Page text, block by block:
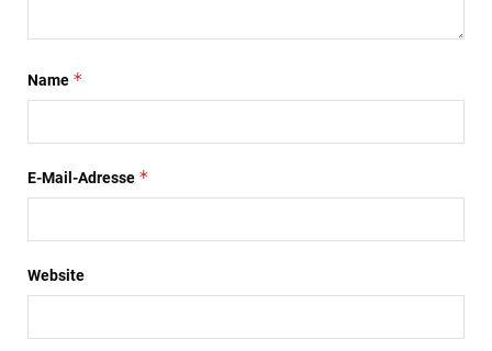
Name *
E-Mail-Adresse *
Website